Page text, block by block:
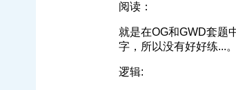
阅读：
就是在OG和GWD套题
字，所以没有好好练...
逻辑: